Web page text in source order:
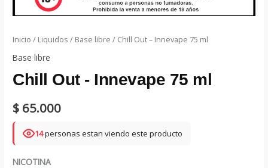
Inicio / Liquidos / Base libre / Chill Out – Innevape 75 ml
Base libre
Chill Out - Innevape 75 ml
$ 65.000
14personas estan viendo este producto
NICOTINA